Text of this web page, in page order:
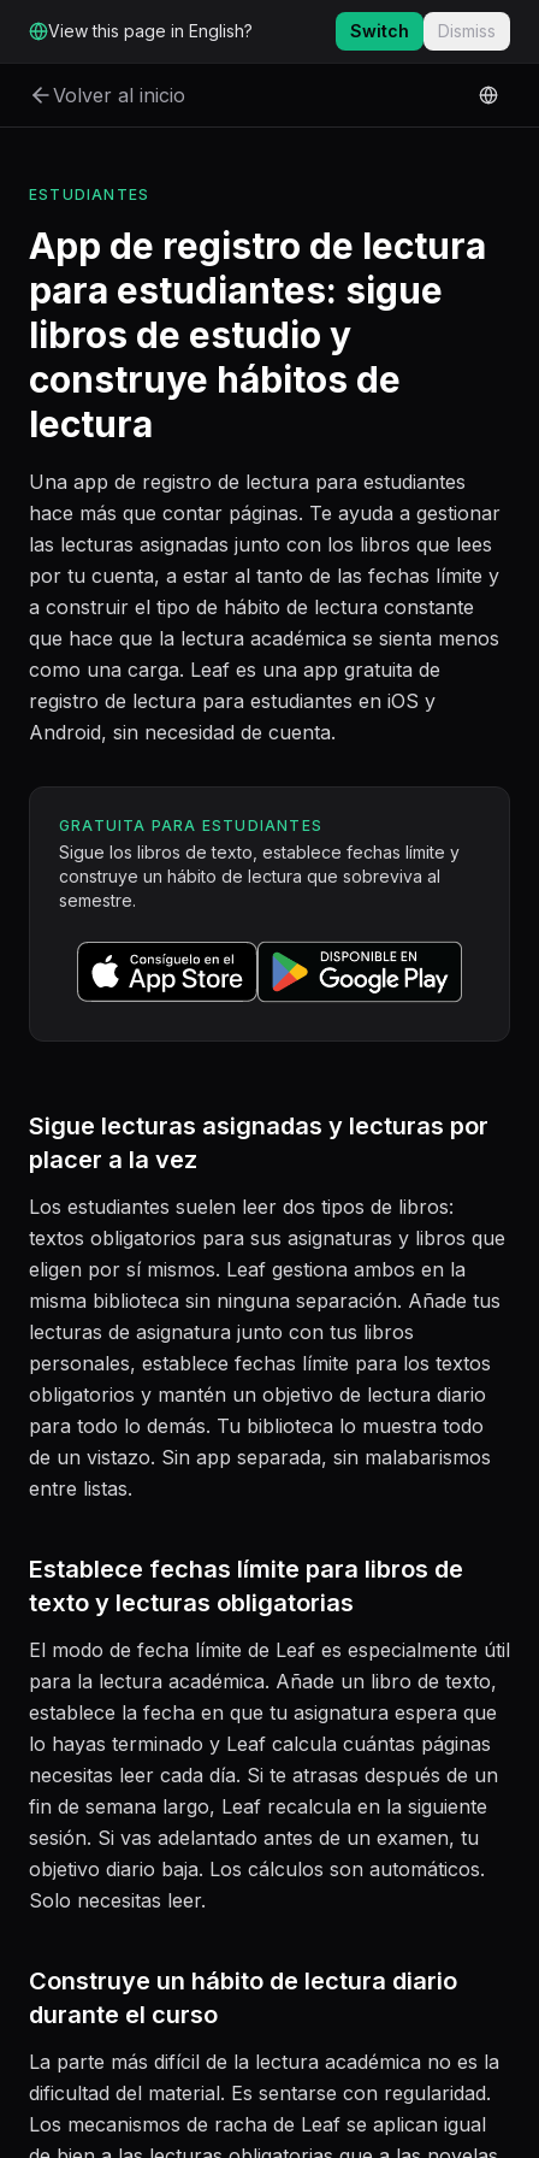
View this page in English? Switch Dismiss
Volver al inicio
ESTUDIANTES
App de registro de lectura
para estudiantes: sigue
libros de estudio y
construye hábitos de
lectura
Una app de registro de lectura para estudiantes
hace más que contar páginas. Te ayuda a gestionar
las lecturas asignadas junto con los libros que lees
por tu cuenta, a estar al tanto de las fechas límite y
a construir el tipo de hábito de lectura constante
que hace que la lectura académica se sienta menos
como una carga. Leaf es una app gratuita de
registro de lectura para estudiantes en iOS y
Android, sin necesidad de cuenta.
GRATUITA PARA ESTUDIANTES
Sigue los libros de texto, establece fechas límite y
construye un hábito de lectura que sobreviva al
semestre.
Sigue lecturas asignadas y lecturas por
placer a la vez
Los estudiantes suelen leer dos tipos de libros:
textos obligatorios para sus asignaturas y libros que
eligen por sí mismos. Leaf gestiona ambos en la
misma biblioteca sin ninguna separación. Añade tus
lecturas de asignatura junto con tus libros
personales, establece fechas límite para los textos
obligatorios y mantén un objetivo de lectura diario
para todo lo demás. Tu biblioteca lo muestra todo
de un vistazo. Sin app separada, sin malabarismos
entre listas.
Establece fechas límite para libros de
texto y lecturas obligatorias
El modo de fecha límite de Leaf es especialmente útil
para la lectura académica. Añade un libro de texto,
establece la fecha en que tu asignatura espera que
lo hayas terminado y Leaf calcula cuántas páginas
necesitas leer cada día. Si te atrasas después de un
fin de semana largo, Leaf recalcula en la siguiente
sesión. Si vas adelantado antes de un examen, tu
objetivo diario baja. Los cálculos son automáticos.
Solo necesitas leer.
Construye un hábito de lectura diario
durante el curso
La parte más difícil de la lectura académica no es la
dificultad del material. Es sentarse con regularidad.
Los mecanismos de racha de Leaf se aplican igual